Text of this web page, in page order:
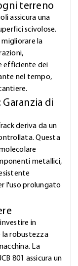
terreno
assicura una
scivolose.
la
efficiente dei
nel tempo,
di
deriva da un
Questa
metallici,
l'uso prolungato
in
la robustezza
La
801 assicura un